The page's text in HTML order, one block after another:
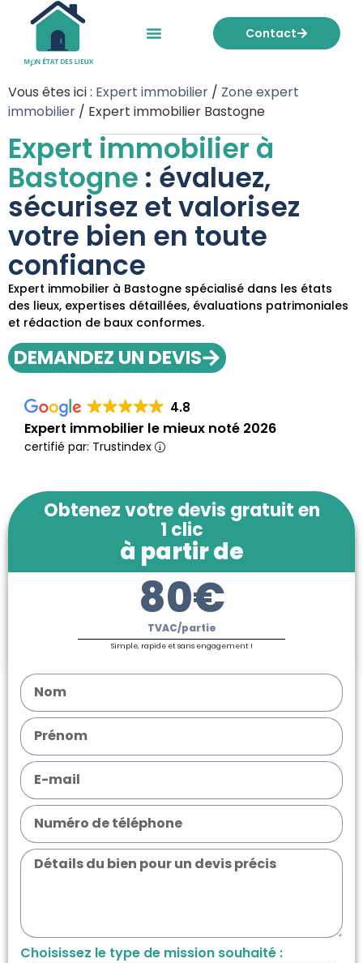
Contact
Expert immobilier à
Bastogne : évaluez,
sécurisez et valorisez
votre bien en toute
confiance
Expert immobilier à Bastogne spécialisé dans les états
des lieux, expertises détaillées, évaluations patrimoniales
et rédaction de baux conformes.
DEMANDEZ UN DEVIS
4.8
Expert immobilier le mieux noté 2026
certifié par: Trustindex
Vous êtes ici : Expert immobilier / Zone expert
immobilier / Expert immobilier Bastogne
Obtenez votre devis gratuit en
1 clic
à partir de
80€
TVAC/partie
Simple, rapide et sans engagement !
Choisissez le type de mission souhaité :